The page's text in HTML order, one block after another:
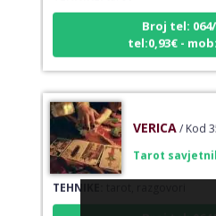
Broj tel: 064/
tel:0,93€ -
/ Kod 35
Tarot
TEHNIKE:tarot, razgovori